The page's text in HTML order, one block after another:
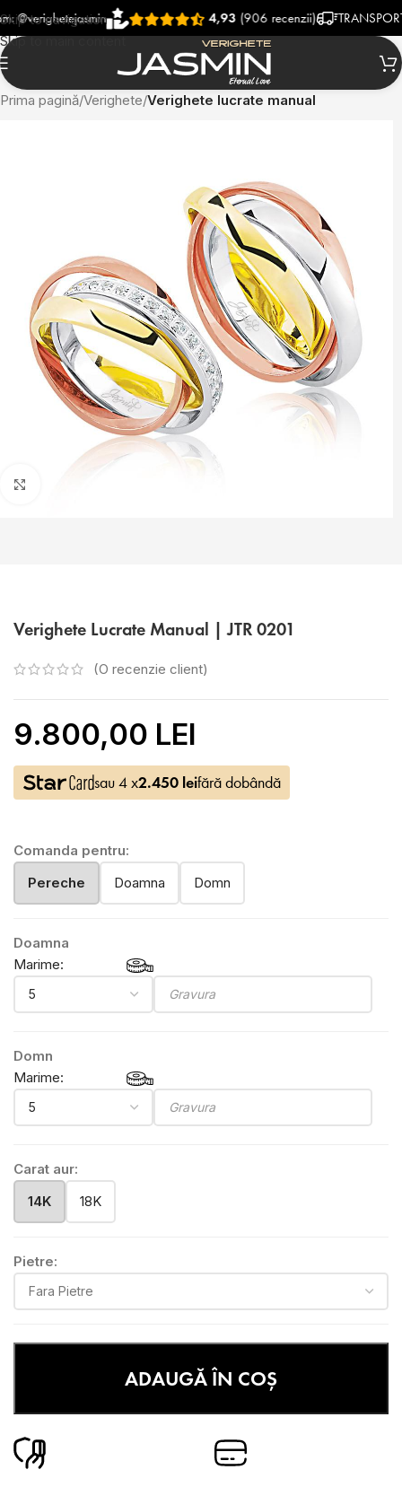
Skip to navigation
Skip to main content
4,93(906 recenzii) TRANSPORT
Prima pagină Verighete Verighete lucrate manual
Verighete Lucrate Manual | JTR 0201
(O recenzie client)
9.800,00 LEI
sau 4 x2.450 leifără dobândă
Comanda pentru:
Pereche
Doamna Domn
Doamna
Marime:
Domn
Marime:
Carat aur:
14K
18K
Pietre:
ADAUGĂ ÎN COȘ